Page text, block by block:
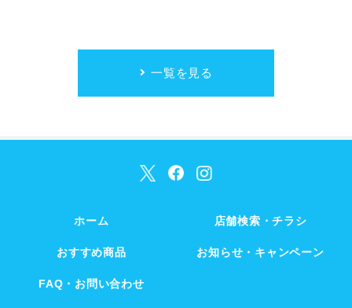
一覧を見る
ホーム 店舗検索・チラシ
おすすめ商品 お知らせ・キャンペーン
FAQ・お問い合わせ